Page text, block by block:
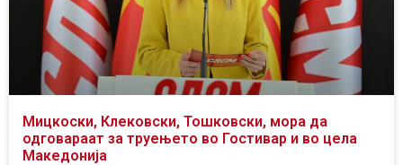
Мицкоски, Клековски, Тошковски, мора да
одговараат за труењето во Гостивар и во цела
Македонија